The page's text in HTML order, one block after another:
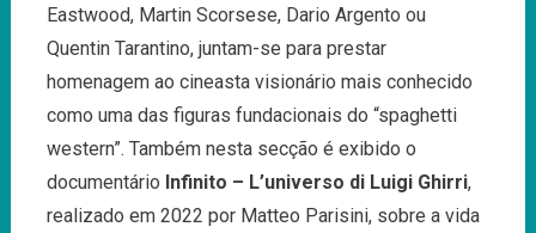
Eastwood, Martin Scorsese, Dario Argento ou
Quentin Tarantino, juntam-se para prestar
homenagem ao cineasta visionário mais conhecido
como uma das figuras fundacionais do “spaghetti
western”. Também nesta secção é exibido o
documentário Infinito – L’universo di Luigi Ghirri,
realizado em 2022 por Matteo Parisini, sobre a vida